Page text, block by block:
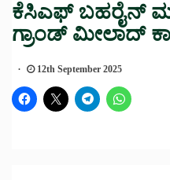
ಕೆಸಿಎಫ್ ಬಹರೈನ್
ಗ್ರಾಂಡ್ ಮೀಲಾದ್
12th September 2025